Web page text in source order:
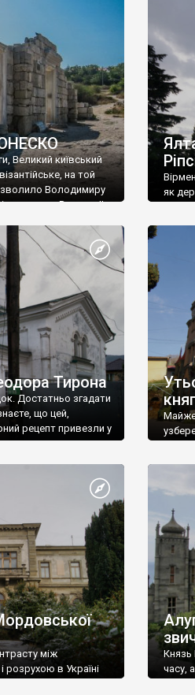
з фондів об’єкту
Таврійського».
але експерти та
легке
Великий київський
на той
Володимиру
Василю ІІ,
На честь
[…]
як
Тирона
Достатньо згадати
що цей,
рецепт привезли у
Майже
між
розрухою в Україні
часу,